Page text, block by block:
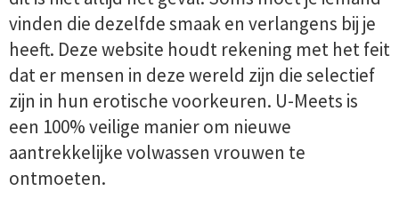
vinden die dezelfde smaak en verlangens bij je
heeft. Deze website houdt rekening met het feit
dat er mensen in deze wereld zijn die selectief
zijn in hun erotische voorkeuren. U-Meets is
een 100% veilige manier om nieuwe
aantrekkelijke volwassen vrouwen te
ontmoeten.